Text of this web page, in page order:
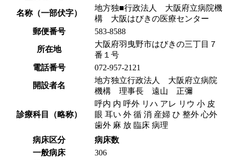
名称（一部伏字）
地方独■行政法人 大阪府立病院機
構 大阪はびきの医療センター
郵便番号
583-8588
所在地
大阪府羽曳野市はびきの三丁目７
番１号
電話番号
072-957-2121
開設者名
地方独立行政法人 大阪府立病院
機構 理事長 遠山 正彌
診療科目（略称）
呼内 内 呼外 リハ アレ リウ 小 皮
眼 耳い 外 循 消 産婦 ひ 整外 心外
歯外 麻 放 臨床 病理
病床区分
病床数
一般病床
306